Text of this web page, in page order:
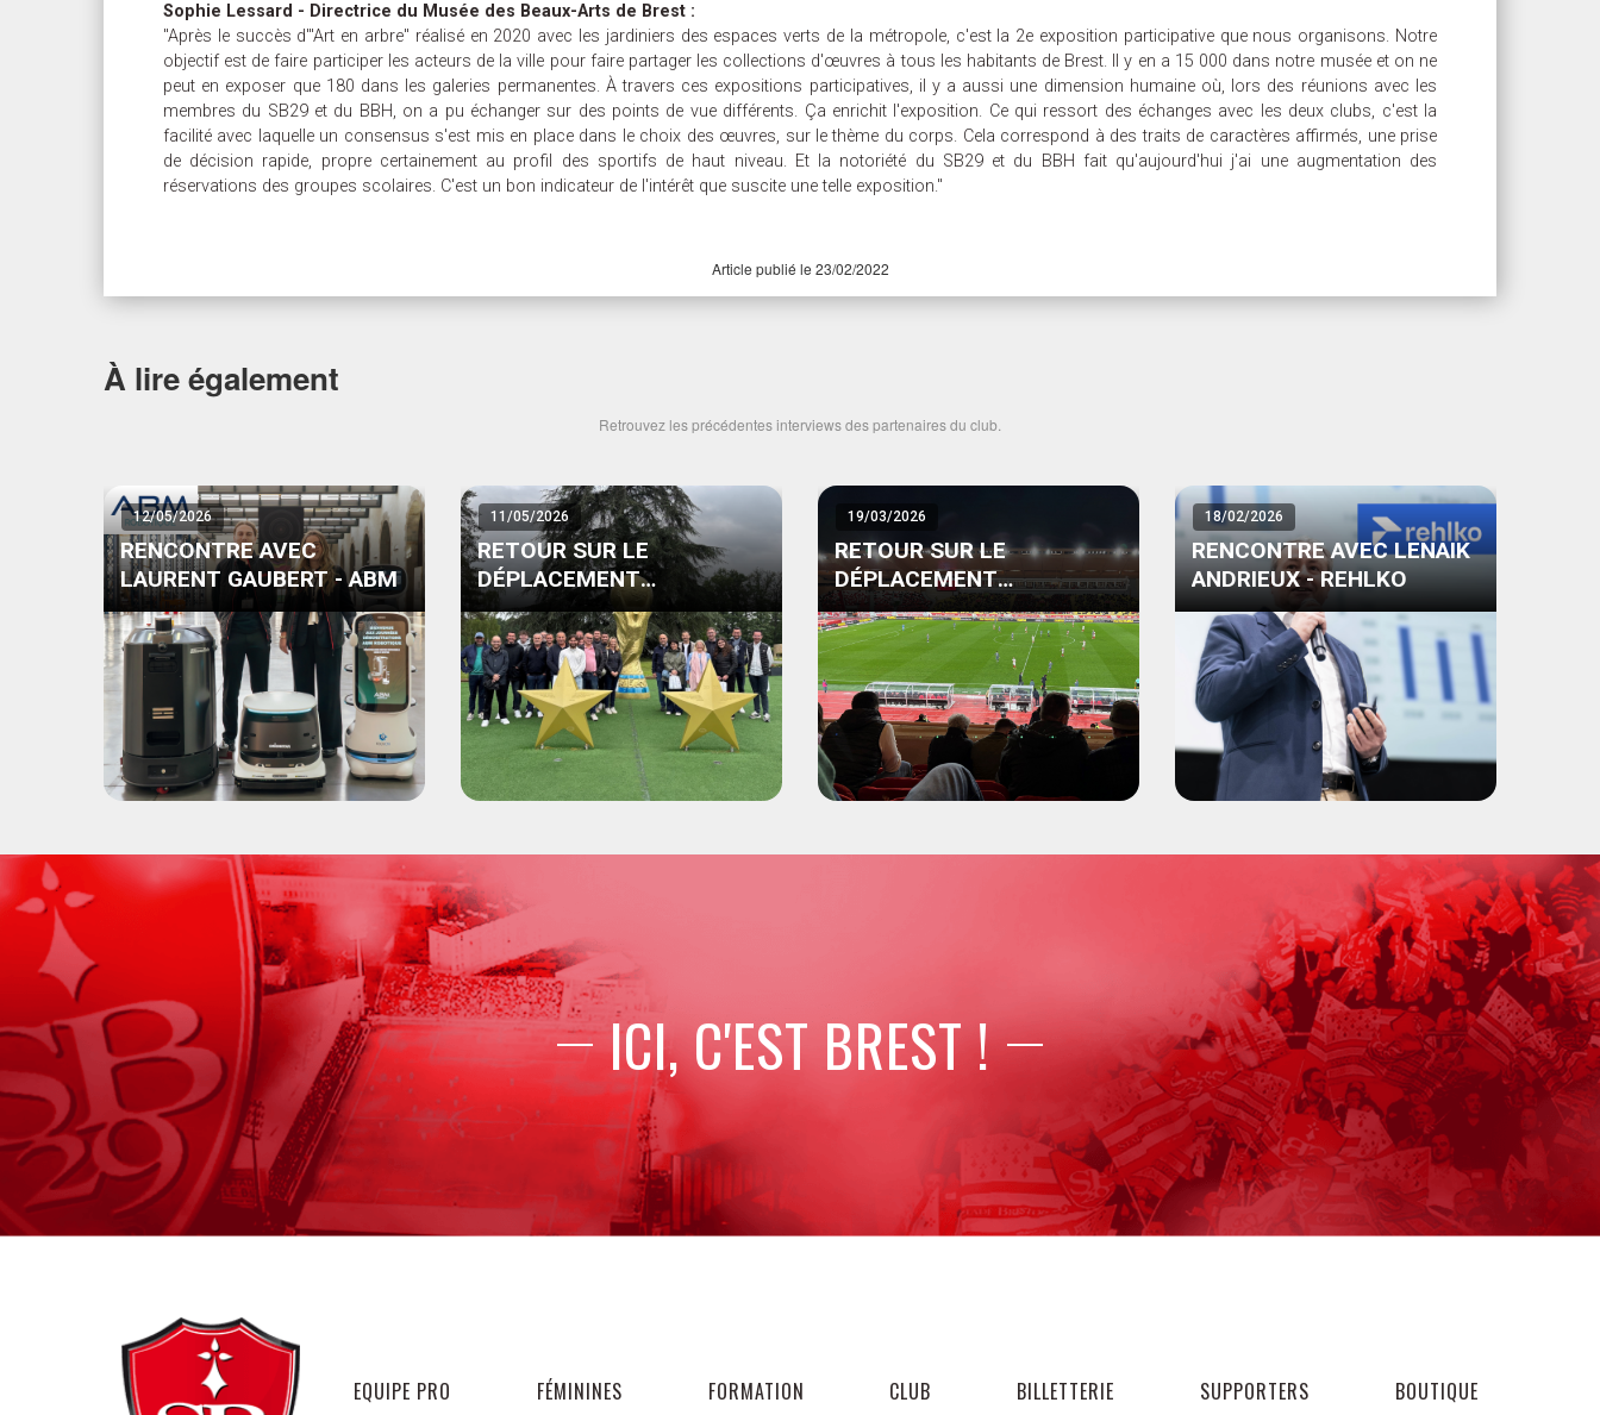
Sophie Lessard - Directrice du Musée des Beaux-Arts de Brest :
"Après le succès d'"Art en arbre" réalisé en 2020 avec les jardiniers des espaces verts de la métropole, c'est la 2e exposition participative que nous organisons. Notre
objectif est de faire participer les acteurs de la ville pour faire partager les collections d'œuvres à tous les habitants de Brest. Il y en a 15 000 dans notre musée et on ne
peut en exposer que 180 dans les galeries permanentes. À travers ces expositions participatives, il y a aussi une dimension humaine où, lors des réunions avec les
membres du SB29 et du BBH, on a pu échanger sur des points de vue différents. Ça enrichit l'exposition. Ce qui ressort des échanges avec les deux clubs, c'est la
facilité avec laquelle un consensus s'est mis en place dans le choix des œuvres, sur le thème du corps. Cela correspond à des traits de caractères affirmés, une prise
de décision rapide, propre certainement au profil des sportifs de haut niveau. Et la notoriété du SB29 et du BBH fait qu'aujourd'hui j'ai une augmentation des
réservations des groupes scolaires. C'est un bon indicateur de l'intérêt que suscite une telle exposition."
Article publié le 23/02/2022
À lire également
Retrouvez les précédentes interviews des partenaires du club.
12/05/2026
RENCONTRE AVEC
LAURENT GAUBERT - ABM
11/05/2026
RETOUR SUR LE
DÉPLACEMENT
PARTENAIRES À PARIS
19/03/2026
RETOUR SUR LE
DÉPLACEMENT
PARTENAIRES À MONACO
18/02/2026
RENCONTRE AVEC LENAIK
ANDRIEUX - REHLKO
ICI, C'EST BREST !
EQUIPE PRO FÉMININES FORMATION CLUB BILLETTERIE SUPPORTERS BOUTIQUE